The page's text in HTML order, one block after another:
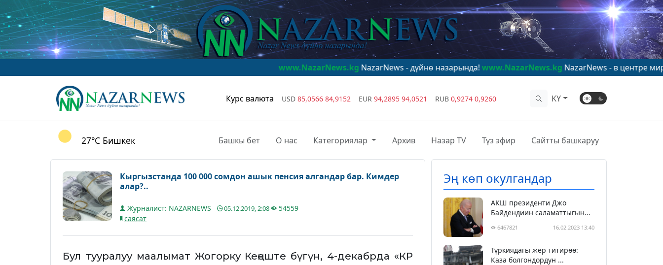
www.NazarNews.kgNazarNews - дүйнө назарында!www.NazarNews.kgNazarNews - в центре мирового
Курс валюта USD 85,0566 84,9152 EUR 94,2895 94,0521 RUB 0,9274 0,9260 KY
27°C Бишкек Башкы бет О нас Категориялар Архив Назар TV Түз эфир Сайтты башкаруу
Кыргызстанда 100 000 сомдон ашык пенсия алгандар бар. Кимдер
алар?..
Журналист: NAZARNEWS 05.12.2019, 2:08
54559
саясат
Бул тууралуу маалымат Жогорку Кеңеште бүгүн, 4-декабрда «КР
Эң көп окулгандар
АКШ президенти Джо
Байдендиин саламаттыгын...
6467821 16.02.2023 13:40
Түркиядагы жер титирөө:
Каза болгондордун ...